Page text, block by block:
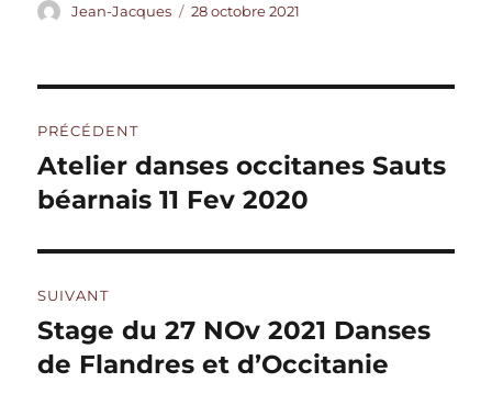
Auteur
Jean-Jacques
Publié
28 octobre 2021
de
l’article
PRÉCÉDENT
Publication
précédente :
Atelier danses occitanes Sauts
béarnais 11 Fev 2020
SUIVANT
Publication
suivante :
Stage du 27 NOv 2021 Danses
de Flandres et d’Occitanie